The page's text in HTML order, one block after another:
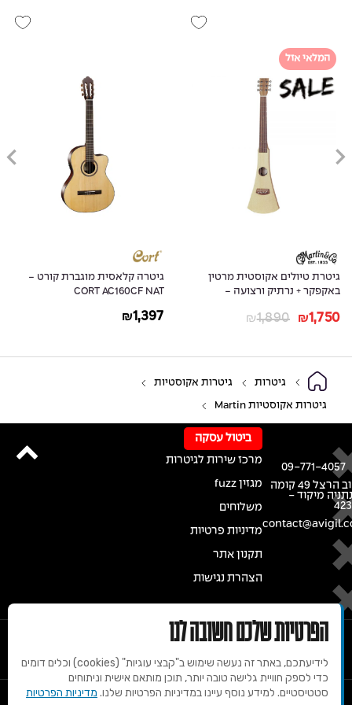
המלאי אזל
גיטרת טיולים אקוסטית מרטין
באקפקר + נרתיק ורצועה -
BACKPACKER
₪1,890 ₪1,750
גיטרה קלאסית מוגברת קורט -
CORT AC160CF NAT
₪1,397
גיטרות גיטרות אקוסטיות
גיטרות אקוסטיות Martin
רחוב הרצל 49 קומה
מיקוד -
09-771-4057
ביטול עסקה
מרכז שירות לגיטרות
מגזין fuzz
משלוחים
מדיניות פרטיות
תקנון אתר
הצהרת נגישות
הפרטיות שלכם חשובה לנו
לידיעתכם, באתר זה נעשה שימוש ב"קבצי עוגיות" (cookies) וכלים דומים
כדי לספק חוויית גלישה טובה יותר, תוכן מותאם אישית וניתוחים
סטטיסטיים. למידע נוסף עיינו במדיניות הפרטיות שלנו. מדיניות הפרטיות